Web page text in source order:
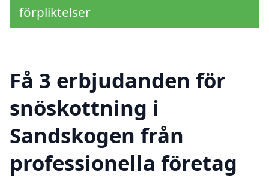
förpliktelser
Få 3 erbjudanden för
snöskottning i
Sandskogen från
professionella företag